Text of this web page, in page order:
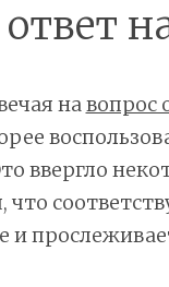
ответ
навопрос
ввергло
что
и